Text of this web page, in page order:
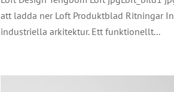
att ladda ner Loft Produktblad Ritningar
industriella arkitektur. Ett funktionellt...